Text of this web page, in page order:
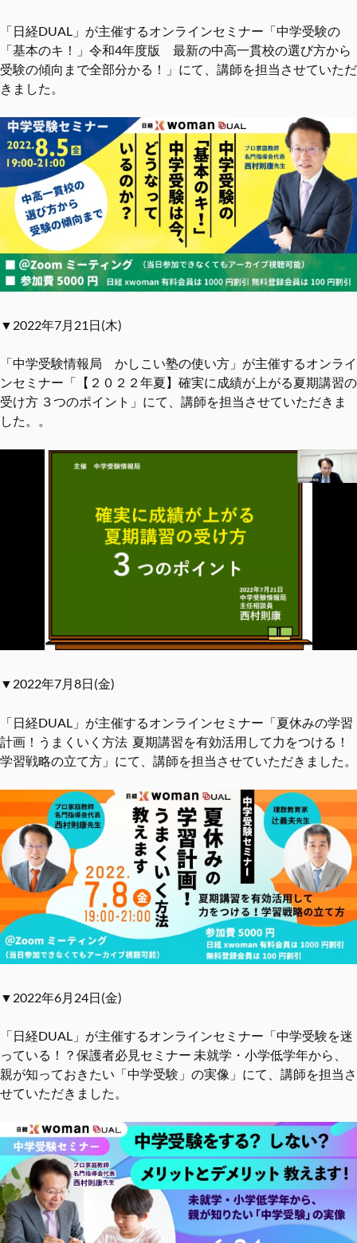
「日経DUAL」が主催するオンラインセミナー「中学受験の
「基本のキ！」令和4年度版 最新の中高一貫校の選び方から
受験の傾向まで全部分かる！」にて、講師を担当させていただ
きました。
▼2022年7月21日(木)
「中学受験情報局 かしこい塾の使い方」が主催するオンライ
ンセミナー「【２０２２年夏】確実に成績が上がる夏期講習の
受け方 ３つのポイント」にて、講師を担当させていただきま
した。。
▼2022年7月8日(金)
「日経DUAL」が主催するオンラインセミナー「夏休みの学習
計画！うまくいく方法 夏期講習を有効活用して力をつける！
学習戦略の立て方」にて、講師を担当させていただきました。
▼2022年6月24日(金)
「日経DUAL」が主催するオンラインセミナー「中学受験を迷
っている！？保護者必見セミナー 未就学・小学低学年から、
親が知っておきたい「中学受験」の実像」にて、講師を担当さ
せていただきました。